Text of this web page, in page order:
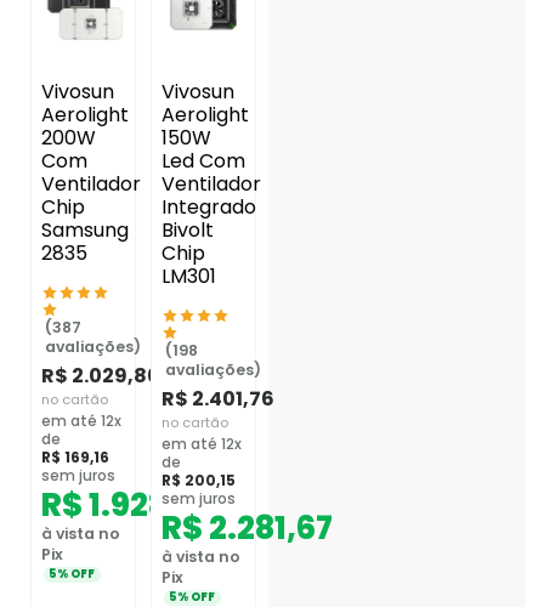
Vivosun
Aerolight
200W
Com
Ventilador
Chip
Samsung
2835
(387
avaliações)
R$ 2.029,86
no cartão
em até 12x
de
R$ 169,16
sem juros
R$1.928,37
à vista no
Pix
5% OFF
Vivosun
Aerolight
150W
Led Com
Ventilador
Integrado
Bivolt
Chip
LM301
(198
avaliações)
R$ 2.401,76
no cartão
em até 12x
de
R$ 200,15
sem juros
R$2.281,67
à vista no
Pix
5% OFF